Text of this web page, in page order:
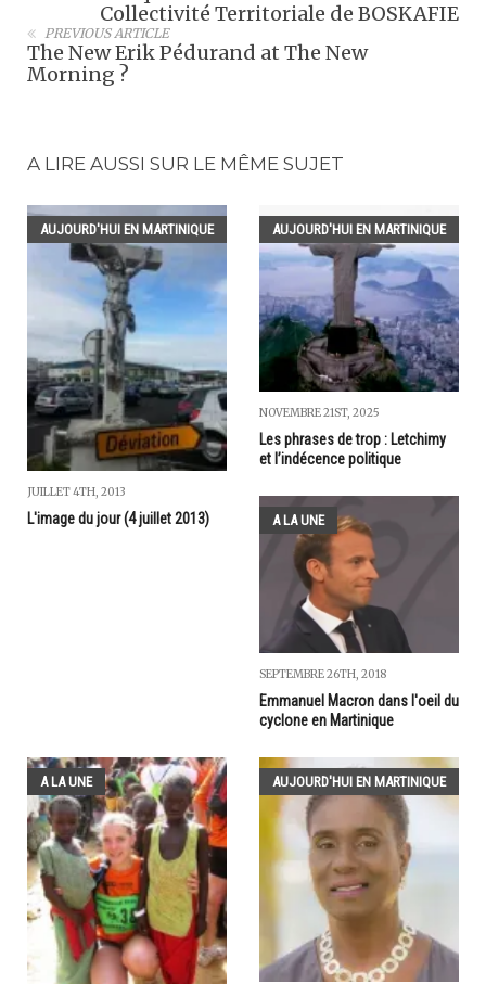
Collectivité Territoriale de BOSKAFIE
PREVIOUS ARTICLE
The New Erik Pédurand at The New
Morning ?
A LIRE AUSSI SUR LE MÊME SUJET
AUJOURD'HUI EN MARTINIQUE
JUILLET 4TH, 2013
L'image du jour (4 juillet 2013)
AUJOURD'HUI EN MARTINIQUE
NOVEMBRE 21ST, 2025
Les phrases de trop : Letchimy
et l’indécence politique
A LA UNE
SEPTEMBRE 26TH, 2018
Emmanuel Macron dans l'oeil du
cyclone en Martinique
A LA UNE AUJOURD'HUI EN MARTINIQUE